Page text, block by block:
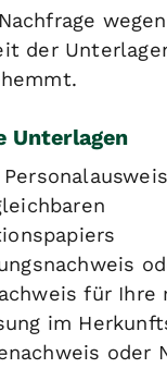
der
Unterlagen
für Ihre
im
oder